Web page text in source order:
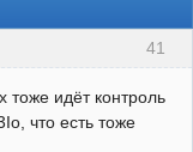
41
идёт контроль
что есть тоже